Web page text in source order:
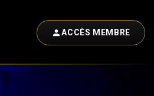
ACCÈS MEMBRE